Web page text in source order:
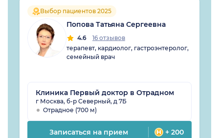
Выбор пациентов 2025
Попова Татьяна Сергеевна
4.6
16 отзывов
терапевт, кардиолог, гастроэнтеролог,
семейный врач
Клиника Первый доктор в Отрадном
г Москва, б-р Северный, д 7Б
Отрадное (700 м)
Записаться на прием + 200